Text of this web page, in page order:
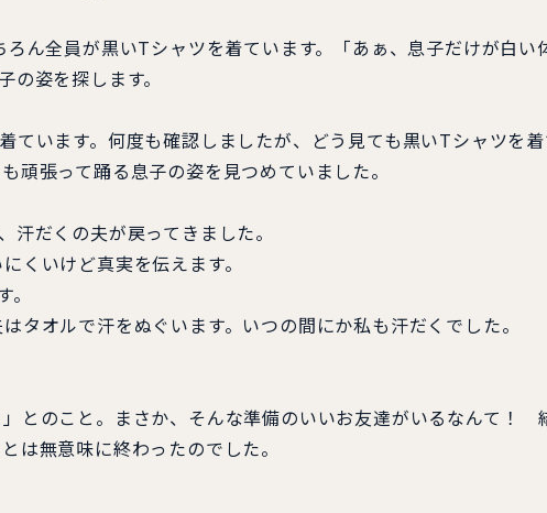
ん全員が黒いTシャツを着ています。「あぁ、息子だけが白い
の姿を探します。
います。何度も確認しましたが、どう見ても黒いTシャツを
頑張って踊る息子の姿を見つめていました。
だくの夫が戻ってきました。
くいけど真実を伝えます。
タオルで汗をぬぐいます。いつの間にか私も汗だくでした。
とのこと。まさか、そんな準備のいいお友達がいるなんて！
は無意味に終わったのでした。